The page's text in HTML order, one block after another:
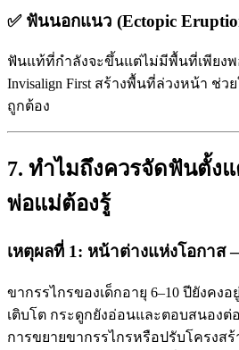
✅ ฟันนอกแนว (Ectopic
ฟันแท้ที่กำลังจะขึ้นแต่ไม่มีพื้นที่เพียง
Invisalign First สร้างพื้นที่ล่วงหน้า ช่
ถูกต้อง
7. ทำไมถึงควรจัดฟันตั้งแ
พ่อแม่ต้องรู้
เหตุผลที่ 1: หน้าต่างแห่งโอกาส
ขากรรไกรของเด็กอายุ 6–10 ปียังคง
เติบโต กระดูกยังอ่อนและตอบสนอง
การขยายขากรรไกรหรือปรับโครงส